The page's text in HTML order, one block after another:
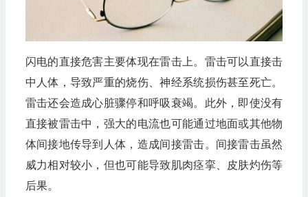
闪电的直接危害主要体现在雷击上。雷击可以直接击
中人体，导致严重的烧伤、神经系统损伤甚至死亡。
雷击还会造成心脏骤停和呼吸衰竭。此外，即使没有
直接被雷击中，强大的电流也可能通过地面或其他物
体间接地传导到人体，造成间接雷击。间接雷击虽然
威力相对较小，但也可能导致肌肉痉挛、皮肤灼伤等
后果。